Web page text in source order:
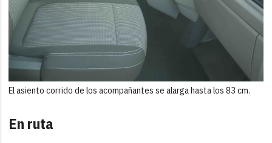
El asiento corrido de los acompañantes se alarga hasta los 83 cm.
En ruta